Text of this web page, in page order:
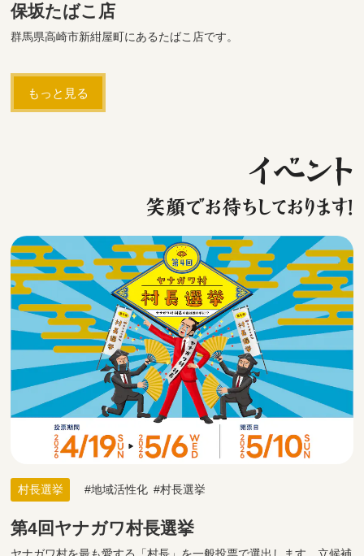
保坂たばこ店
群馬県高崎市新紺屋町にあるたばこ店です。
もっと見る
イベント
笑顔でお待ちしております！
村長選挙 地域活性化 村長選挙
第4回ヤナガワ村長選挙